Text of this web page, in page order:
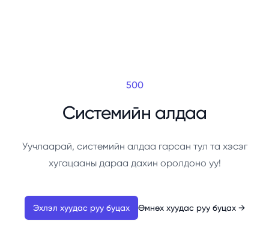
500
Системийн алдаа
Уучлаарай, системийн алдаа гарсан тул та хэсэг
хугацааны дараа дахин оролдоно уу!
Эхлэл хуудас руу буцах Өмнөх хуудас руу буцах →